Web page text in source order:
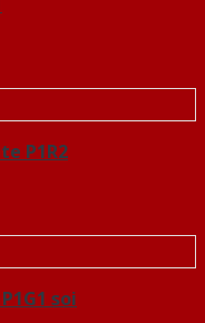
P1R2
soi